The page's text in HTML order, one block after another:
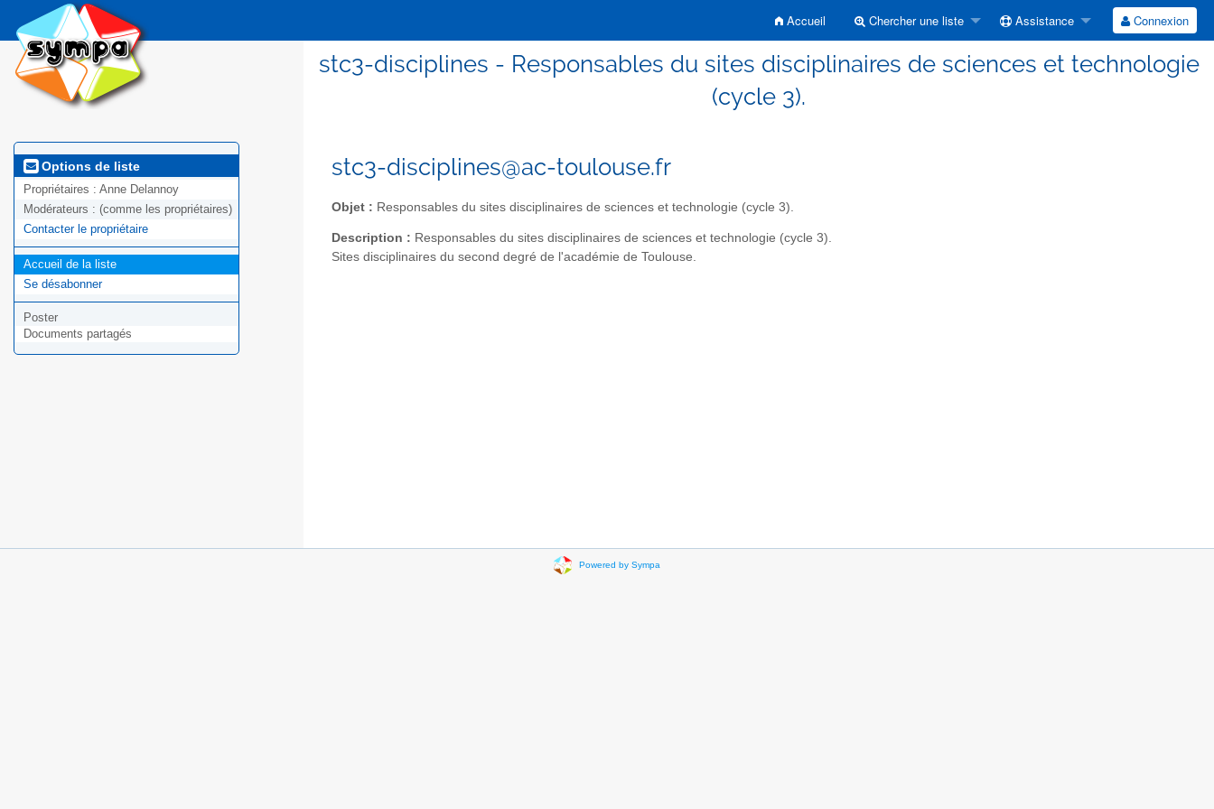
Accueil Chercher une liste Assistance Connexion
stc3-disciplines - Responsables du sites disciplinaires de sciences et technologie
(cycle 3).
Options de liste
Propriétaires : Anne Delannoy
Modérateurs : (comme les propriétaires)
Contacter le propriétaire
Accueil de la liste
Se désabonner
Poster
Documents partagés
stc3-disciplines@ac-toulouse.fr
Objet : Responsables du sites disciplinaires de sciences et technologie (cycle 3).
Description : Responsables du sites disciplinaires de sciences et technologie (cycle 3).
Sites disciplinaires du second degré de l'académie de Toulouse.
Powered by Sympa